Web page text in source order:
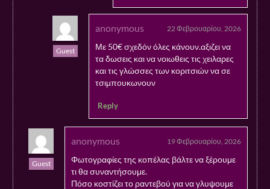
Guest
anonymous 22 Φεβρουαρίου, 2026
Με 50€ σχεδόν όλες κάνουν.αξιζει να
τα δωσεις και να νοιωθεις τις χειλαρες
και τις γλώσσες των κοριτσιών να σε
τσιμπουκωνουν
Reply
Guest
anonymous 19 Φεβρουαρίου, 2026
Φωτογραφίες της κοπέλας βάλτε να ξέρουμε
τι θα συναντήσουμε.
Πόσο κοστίζει το ραντεβού για να γλυψουμε